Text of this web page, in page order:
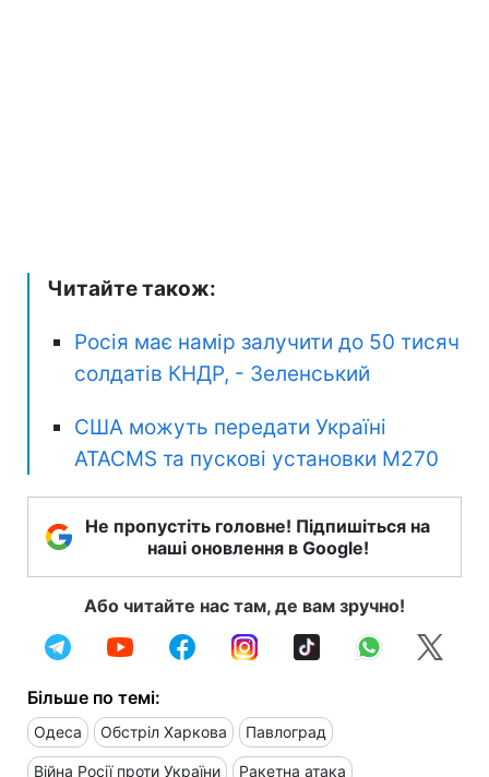
Читайте також:
Росія має намір залучити до 50 тисяч
солдатів КНДР, - Зеленський
США можуть передати Україні
ATACMS та пускові установки M270
Не пропустіть головне! Підпишіться на
наші оновлення в Google!
Або читайте нас там, де вам зручно!
Більше по темі:
Одеса Обстріл Харкова Павлоград
Війна Росії проти України Ракетна атака